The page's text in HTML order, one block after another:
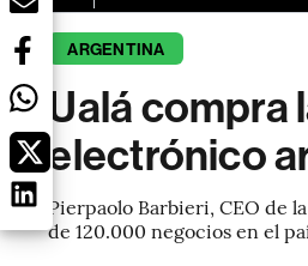
ARGENTINA
Ualá compra
electrónico
Pierpaolo Barbieri, CEO de
de 120.000 negocios en el